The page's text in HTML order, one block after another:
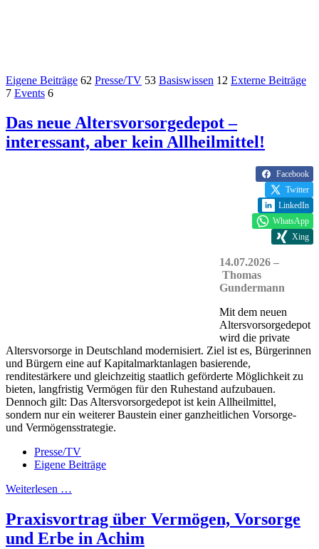
Eigene Beiträge 62 Presse/TV 53 Basiswissen 12 Externe Beiträge
7 Events 6
Das neue Altersvorsorgedepot –
interessant, aber kein Allheilmittel!
Facebook
Twitter
LinkedIn
WhatsApp
Xing
14.07.2026 –
Thomas
Gundermann
Mit dem neuen
Altersvorsorgedepot
wird die private
Altersvorsorge in Deutschland modernisiert. Ziel ist es, Bürgerinnen
und Bürgern eine auf Kapitalmarktanlagen basierende,
renditestärkere und gleichzeitig staatlich geförderte Möglichkeit zu
bieten, langfristig Vermögen für den Ruhestand aufzubauen.
Dennoch gilt: Das Altersvorsorgedepot ist kein Allheilmittel,
sondern nur ein weiterer Baustein einer ganzheitlichen Vorsorge-
und Vermögensstrategie.
Presse/TV
Eigene Beiträge
Weiterlesen …
Praxisvortrag über Vermögen, Vorsorge
und Erbe in Achim